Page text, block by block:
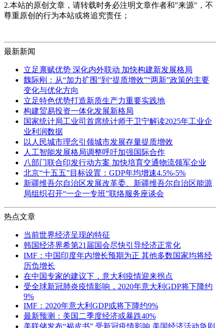
2.本站的原创文章，请转载时务必注明文章作者和"来源"，不
尊重原创的行为本站或将追究责任；
最新新闻
立足禀赋优势 深化内外联动 加快构建新发展格局
魏际刚：从“加力扩围”到“提质增效”“两新”政策的主要
变化与优化方向
立足特色优势打造新质生产力重要实践地
构建贸易投资一体化发展新格局
国家统计局工业司首席统计师于卫宁解读2025年工业企
业利润数据
以人民城市理念引领城市发展存量提质增效
人工智能发展格局调整呼吁加强国际合作
八部门联合印发行动方案 加快培育交通物流领军企业
北京“十五五”目标设置：GDP年均增速4.5%-5%
新疆维吾尔自治区发展改革委、新疆维吾尔自治区能源
局组织召开“一企一专班”联络服务座谈会
热点文章
当前世界经济呈现的特征
韩国经济界希第21届国会尽快引导经济正常化
IMF：中国印度年内增长预期为正 其他多数国家均将经
历负增长
在中国专家的建议下，意大利疫情迎来拐点
受全球新冠肺炎疫情影响，2020年意大利GDP将下降约
9%
IMF：2020年意大利GDP或将下降约9%
最新预测：美国二季度经济或暴跌40%
美联储发布“褐皮书” 受新冠疫情影响 美国经济活动急剧